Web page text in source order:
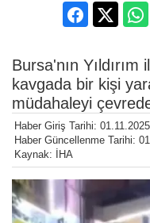
Bursa'nın Yıldırım
kavgada bir kişi
müdahaleyi
Haber Giriş Tarihi:
Haber Güncellenme Tarihi:
Kaynak: İHA